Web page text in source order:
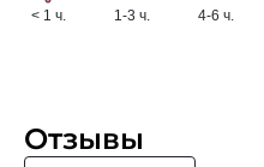
Отзывы